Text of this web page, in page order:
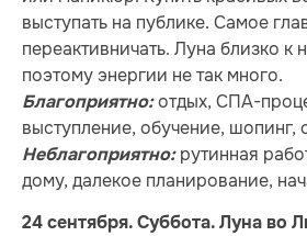
выступать на публике. Самое
переактивничать. Луна близко к
поэтому энергии не так много.
Благоприятно:отдых, СПА-
выступление, обучение, шопинг,
Неблагоприятно:рутинная
дому, далекое планирование,
24 сентября. Суббота. Луна во